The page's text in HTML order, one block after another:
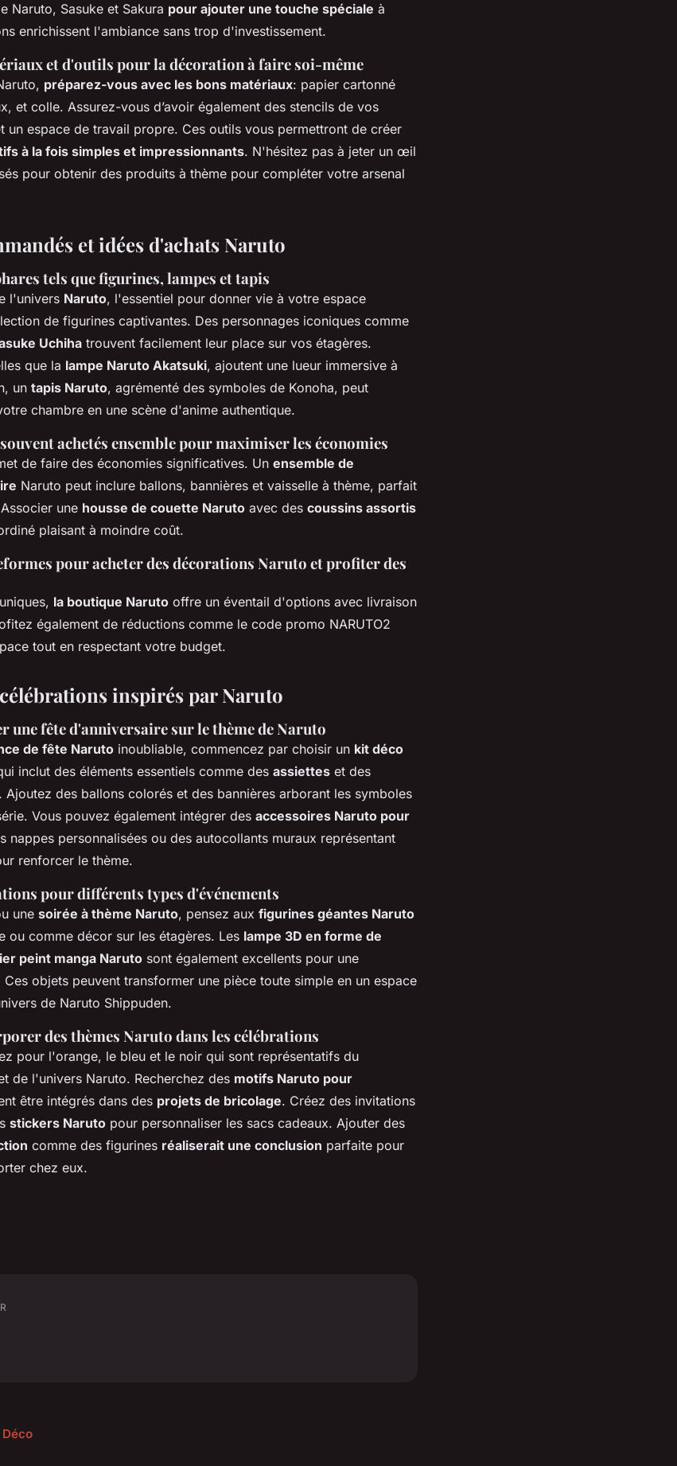
Naruto, Sasuke et Sakura pour ajouter une touche spéciale à
enrichissent l'ambiance sans trop d'investissement.
et d'outils pour la décoration à faire soi-même
préparez-vous avec les bons matériaux: papier cartonné
et colle. Assurez-vous d’avoir également des stencils de vos
un espace de travail propre. Ces outils vous permettront de créer
à la fois simples et impressionnants. N'hésitez pas à jeter un œil
pour obtenir des produits à thème pour compléter votre arsenal
et idées d'achats Naruto
tels que figurines, lampes et tapis
l'univers Naruto, l'essentiel pour donner vie à votre espace
de figurines captivantes. Des personnages iconiques comme
Uchiha trouvent facilement leur place sur vos étagères.
que la lampe Naruto Akatsuki, ajoutent une lueur immersive à
un tapis Naruto, agrémenté des symboles de Konoha, peut
chambre en une scène d'anime authentique.
achetés ensemble pour maximiser les économies
de faire des économies significatives. Un ensemble de
Naruto peut inclure ballons, bannières et vaisselle à thème, parfait
une housse de couette Naruto avec des coussins assortis
plaisant à moindre coût.
pour acheter des décorations Naruto et profiter des
la boutique Naruto offre un éventail d'options avec livraison
également de réductions comme le code promo NARUTO2
tout en respectant votre budget.
inspirés par Naruto
une fête d'anniversaire sur le thème de Naruto
de fête Naruto inoubliable, commencez par choisir un kit déco
inclut des éléments essentiels comme des assiettes et des
Ajoutez des ballons colorés et des bannières arborant les symboles
Vous pouvez également intégrer des accessoires Naruto pour
nappes personnalisées ou des autocollants muraux représentant
renforcer le thème.
pour différents types d'événements
une soirée à thème Naruto, pensez aux figurines géantes Naruto
ou comme décor sur les étagères. Les lampe 3D en forme de
peint manga Naruto sont également excellents pour une
objets peuvent transformer une pièce toute simple en un espace
de Naruto Shippuden.
des thèmes Naruto dans les célébrations
pour l'orange, le bleu et le noir qui sont représentatifs du
de l'univers Naruto. Recherchez des motifs Naruto pour
être intégrés dans des projets de bricolage. Créez des invitations
stickers Naruto pour personnaliser les sacs cadeaux. Ajouter des
comme des figurines réaliserait une conclusion parfaite pour
chez eux.